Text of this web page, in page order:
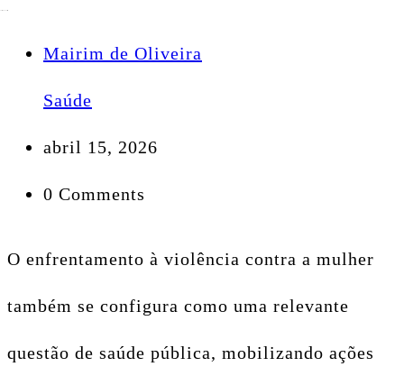
Mairim de Oliveira
Saúde
abril 15, 2026
0 Comments
O enfrentamento à violência contra a mulher
também se configura como uma relevante
questão de saúde pública, mobilizando ações